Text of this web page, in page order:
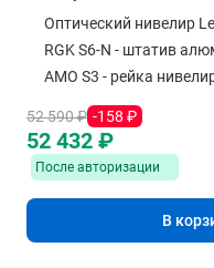
Оптический нивелир
RGK S6-N - штатив
AMO S3 - рейка
52 590 ₽ -158 ₽
52 432 ₽
После авторизации
В